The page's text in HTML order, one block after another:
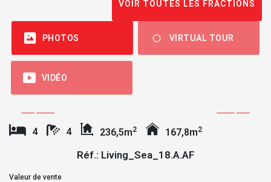
VOIR TOUTES LES FRACTIONS
PHOTOS VIRTUAL TOUR
VIDÉO
4 4 236,5m2 167,8m2
Réf.: Living_Sea_18.A.AF
Valeur de vente